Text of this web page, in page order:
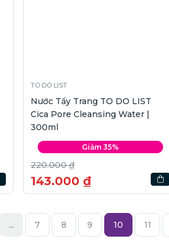
TO DO LIST
Nước Tẩy Trang TO DO LIST
Cica Pore Cleansing Water |
300ml
Giảm 35%
220.000 ₫
143.000 ₫
... 7 8 9 10 11